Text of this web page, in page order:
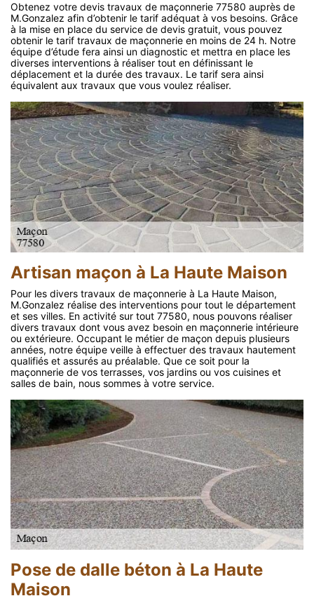
Obtenez votre devis travaux de maçonnerie 77580 auprès de
M.Gonzalez afin d’obtenir le tarif adéquat à vos besoins. Grâce
à la mise en place du service de devis gratuit, vous pouvez
obtenir le tarif travaux de maçonnerie en moins de 24 h. Notre
équipe d’étude fera ainsi un diagnostic et mettra en place les
diverses interventions à réaliser tout en définissant le
déplacement et la durée des travaux. Le tarif sera ainsi
équivalent aux travaux que vous voulez réaliser.
Artisan maçon à La Haute Maison
Pour les divers travaux de maçonnerie à La Haute Maison,
M.Gonzalez réalise des interventions pour tout le département
et ses villes. En activité sur tout 77580, nous pouvons réaliser
divers travaux dont vous avez besoin en maçonnerie intérieure
ou extérieure. Occupant le métier de maçon depuis plusieurs
années, notre équipe veille à effectuer des travaux hautement
qualifiés et assurés au préalable. Que ce soit pour la
maçonnerie de vos terrasses, vos jardins ou vos cuisines et
salles de bain, nous sommes à votre service.
Pose de dalle béton à La Haute
Maison